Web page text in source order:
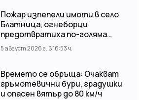
Пожар изпепели имоти в село
Блатница, огнеборци
предотвратиха по-голяма
трагедия
5 август 2026 г. в 16:53 ч.
Времето се обръща: Очакват
гръмотевични бури, градушки
и опасен вятър до 80 км/ч